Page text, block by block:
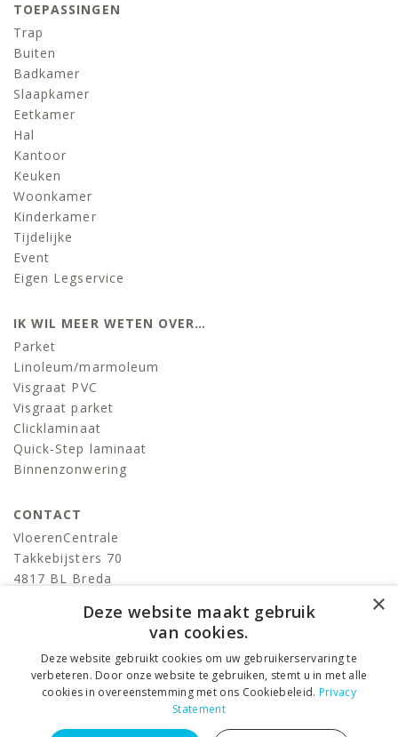
TOEPASSINGEN
Trap
Buiten
Badkamer
Slaapkamer
Eetkamer
Hal
Kantoor
Keuken
Woonkamer
Kinderkamer
Tijdelijke
Event
Eigen Legservice
IK WIL MEER WETEN OVER…
Parket
Linoleum/marmoleum
Visgraat PVC
Visgraat parket
Clicklaminaat
Quick-Step laminaat
Binnenzonwering
CONTACT
VloerenCentrale
Takkebijsters 70
4817 BL Breda
info@devloerencentrale.nl
volg ons
VloerenCentrale © 2026 ALL RIGHTS RESERVED. –Privacy
×
Deze website maakt gebruik
van cookies.
Deze website gebruikt cookies om uw gebruikerservaring te
verbeteren. Door onze website te gebruiken, stemt u in met alle
cookies in overeenstemming met ons Cookiebeleid. Privacy
Statement